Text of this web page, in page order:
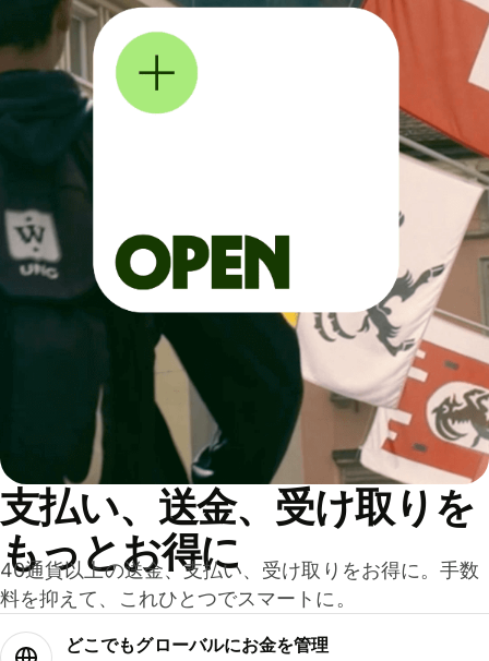
支払い、送金、受け取りを
もっとお得に
40通貨以上の送金、支払い、受け取りをお得に。手数
料を抑えて、これひとつでスマートに。
どこでもグ⁠ロ⁠ー⁠バ⁠ルにお金を管理